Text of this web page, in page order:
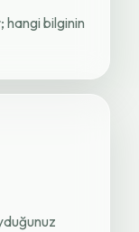
hangi bilginin